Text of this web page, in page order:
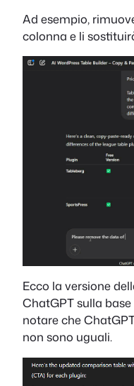
Ad esempio,
colonna e li
Ecco la versione
ChatGPT sulla
notare che
non sono uguali.